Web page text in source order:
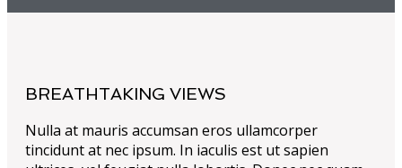
BREATHTAKING VIEWS
Nulla at mauris accumsan eros ullamcorper
tincidunt at nec ipsum. In iaculis est ut sapien